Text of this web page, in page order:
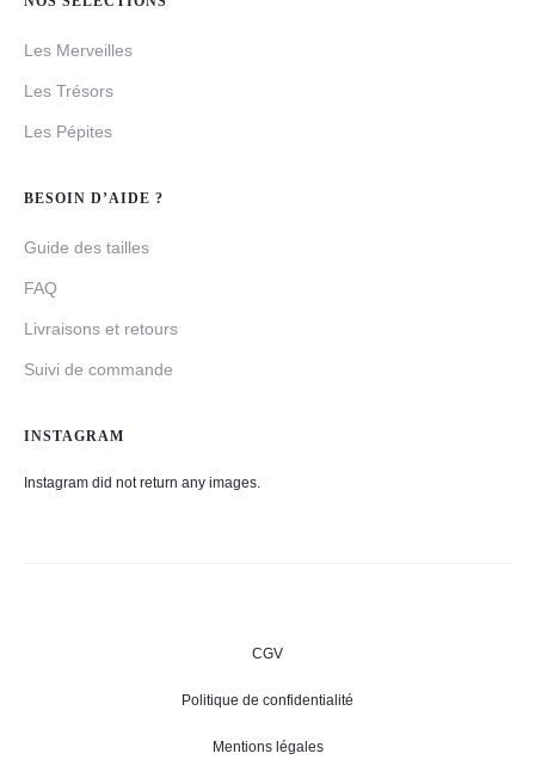
Les Merveilles
Les Trésors
Les Pépites
BESOIN D’AIDE ?
Guide des tailles
FAQ
Livraisons et retours
Suivi de commande
INSTAGRAM
Instagram did not return any images.
CGV
Politique de confidentialité
Mentions légales